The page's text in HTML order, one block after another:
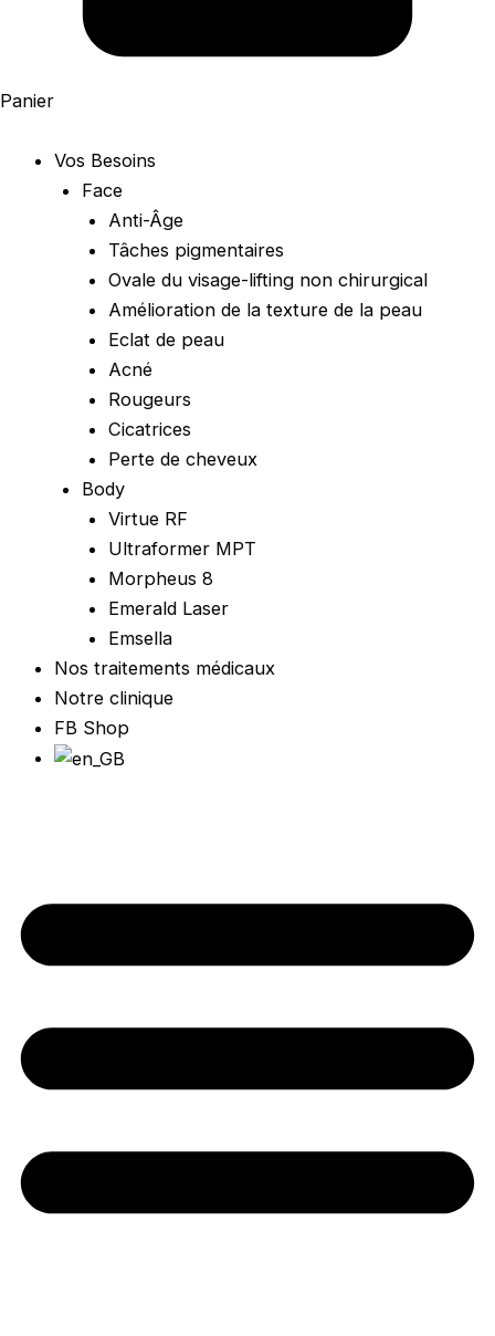
Panier
Vos Besoins
Face
Anti-Âge
Tâches pigmentaires
Ovale du visage-lifting non chirurgical
Amélioration de la texture de la peau
Eclat de peau
Acné
Rougeurs
Cicatrices
Perte de cheveux
Body
Virtue RF
Ultraformer MPT
Morpheus 8
Emerald Laser
Emsella
Nos traitements médicaux
Notre clinique
FB Shop